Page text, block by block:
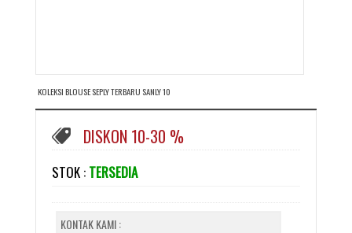
KOLEKSI BLOUSE SEPLY TERBARU SANLY 10
DISKON 10-30 %
STOK : TERSEDIA
KONTAK KAMI :